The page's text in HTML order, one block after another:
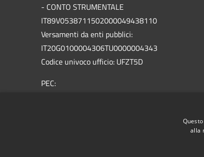
- CONTO STRUMENTALE
IT89V0538711502000049438110
Versamenti da enti pubblici:
IT20G0100004306TU0000004343
Codice univoco ufficio: UFZT5D
PEC:
alla